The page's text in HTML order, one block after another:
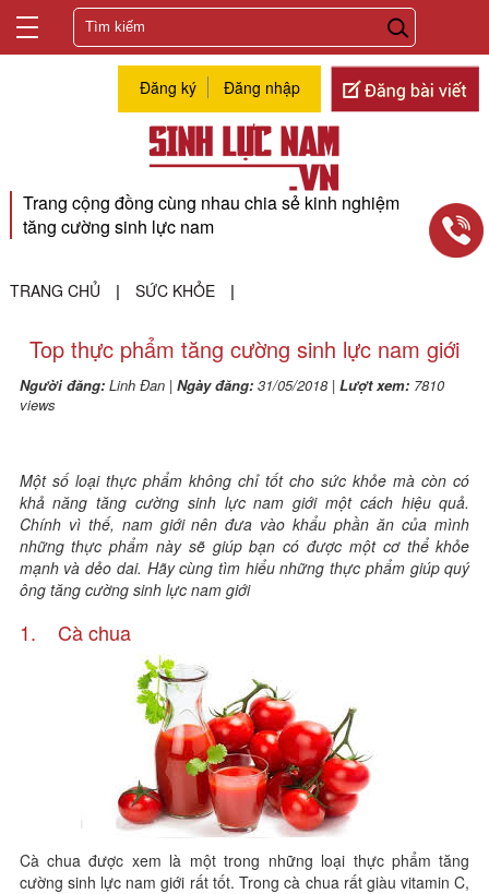
Đăng ký Đăng nhập
Trang cộng đồng cùng nhau chia sẻ kinh nghiệm
tăng cường sinh lực nam
TRANG CHỦ | SỨC KHỎE |
Top thực phẩm tăng cường sinh lực nam giới
Người đăng: Linh Đan| Ngày đăng: 31/05/2018| Lượt xem: 7810
views
Một số loại thực phẩm không chỉ tốt cho sức khỏe mà còn có
khả năng tăng cường sinh lực nam giới một cách hiệu quả.
Chính vì thế, nam giới nên đưa vào khẩu phần ăn của mình
những thực phẩm này sẽ giúp bạn có được một cơ thể khỏe
mạnh và dẻo dai. Hãy cùng tìm hiểu những thực phẩm giúp quý
ông tăng cường sinh lực nam giới
1. Cà chua
Cà chua được xem là một trong những loại thực phẩm tăng
cường sinh lực nam giới rất tốt. Trong cà chua rất giàu vitamin C,